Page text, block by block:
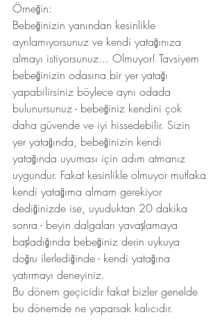
Örneğin:
Bebeğinizin yanından kesinlikle
ayrılamıyorsunuz ve kendi yatağınıza
almayı istiyorsunuz... Olmuyor! Tavsiyem
bebeğinizin odasına bir yer yatağı
yapabilirsiniz böylece aynı odada
bulunursunuz - bebeğiniz kendini çok
daha güvende ve iyi hissedebilir. Sizin
yer yatağında, bebeğinizin kendi
yatağında uyuması için adım atmanız
uygundur. Fakat kesinlikle olmuyor mutlaka
kendi yatağıma almam gerekiyor
dediğinizde ise, uyuduktan 20 dakika
sonra - beyin dalgaları yavaşlamaya
başladığında bebeğiniz derin uykuya
doğru ilerlediğinde - kendi yatağına
yatırmayı deneyiniz.
Bu dönem geçicidir fakat bizler genelde
bu dönemde ne yaparsak kalıcıdır.